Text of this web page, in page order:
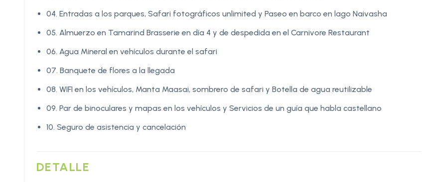
04. Entradas a los parques, Safari fotográficos unlimited y Paseo en barco en lago Naivasha
05. Almuerzo en Tamarind Brasserie en día 4 y de despedida en el Carnivore Restaurant
06. Agua Mineral en vehículos durante el safari
07. Banquete de flores a la llegada
08. WIFI en los vehículos, Manta Maasai, sombrero de safari y Botella de agua reutilizable
09. Par de binoculares y mapas en los vehículos y Servicios de un guía que habla castellano
10. Seguro de asistencia y cancelación
DETALLE